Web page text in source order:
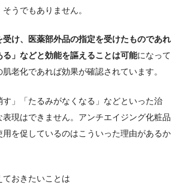
うでもありません。
受け、医薬部外品の指定を受けたものであれ
る」などと効能を謳えることは可能になって
老化であれば効果が確認されています。
す」「たるみがなくなる」などといった治
現はできません。アンチエイジング化粧品
用を促しているのはこういった理由があるか
ておきたいことは